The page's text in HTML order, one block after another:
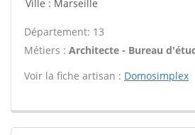
Ville : Marseille
Département: 13
Métiers : Architecte - Bureau
Voir la fiche artisan : Domosimplex